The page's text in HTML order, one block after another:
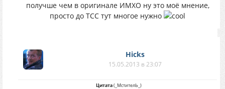
получше чем в оригинале ИМХО ну это моё мнение,
просто до ТСС тут многое нужно
Hicks
15.05.2013 в 23:07
Цитата( _МстителЬ_ )